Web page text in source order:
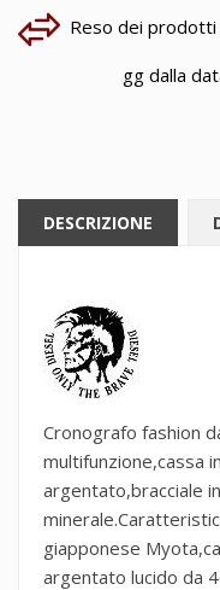
Reso dei
gg dalla
DESCRIZIONE
Cronografo fashion
multifunzione,cassa
argentato,bracciale
giapponese
argentato lucido da